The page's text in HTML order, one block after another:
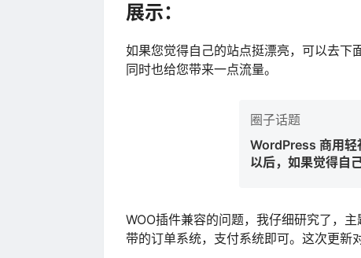
展示：
如果您觉得自己的站点挺漂亮，可以去下
同时也给您带来一点流量。
圈子话题
WordPress 商用轻
以后，如果觉得自
WOO插件兼容的问题，我仔细研究了，
带的订单系统，支付系统即可。这次更新